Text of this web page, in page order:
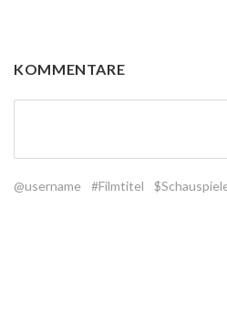
KOMMENTARE
@username #Filmtitel